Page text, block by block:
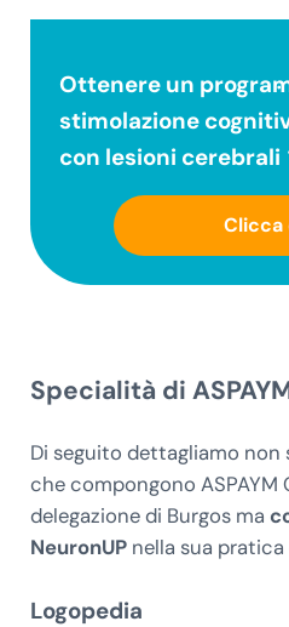
Ottenere un
stimolazione
con lesioni cerebrali
Clicca
Specialità di
Di seguito dettagliamo non
che compongono ASPAYM
delegazione di Burgos ma
NeuronUP nella sua
Logopedia